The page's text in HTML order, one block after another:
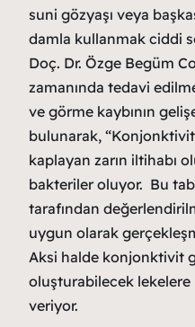
suni gözyaşı veya
damla kullanmak ciddi
Doç. Dr. Özge Begüm
zamanında tedavi
ve görme kaybının
bulunarak, “Konjonktivit
kaplayan zarın iltihabı
bakteriler oluyor. Bu
tarafından
uygun olarak
Aksi halde konjonktivit
oluşturabilecek
veriyor.